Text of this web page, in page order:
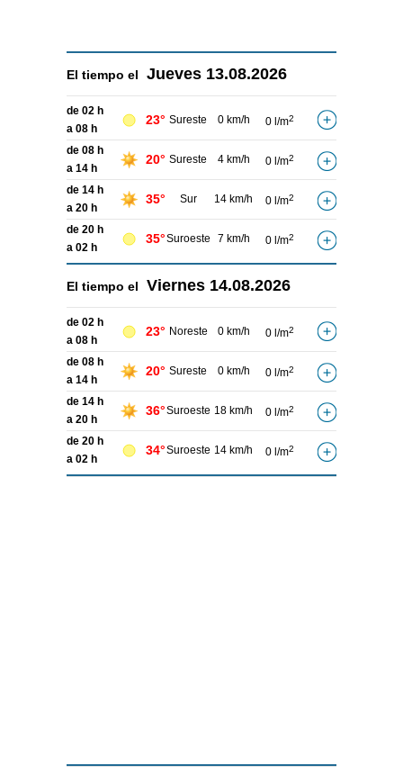
El tiempo el Jueves 13.08.2026
de 02 h
a 08 h
23° Sureste 0 km/h 0 l/m2
de 08 h
a 14 h
20° Sureste 4 km/h 0 l/m2
de 14 h
a 20 h
35° Sur 14 km/h 0 l/m2
de 20 h
a 02 h
35°Suroeste 7 km/h 0 l/m2
El tiempo el Viernes 14.08.2026
de 02 h
a 08 h
23° Noreste 0 km/h 0 l/m2
de 08 h
a 14 h
20° Sureste 0 km/h 0 l/m2
de 14 h
a 20 h
36°Suroeste 18 km/h 0 l/m2
de 20 h
a 02 h
34°Suroeste 14 km/h 0 l/m2